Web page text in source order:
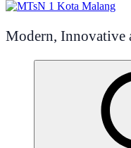
Modern, Innovative